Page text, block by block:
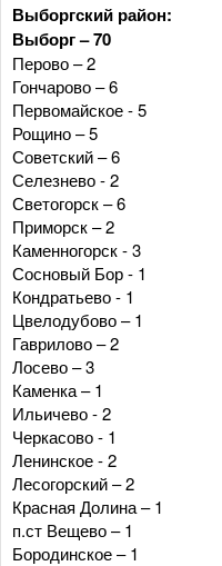
Выборгский район:
Выборг – 70
Перово – 2
Гончарово – 6
Первомайское - 5
Рощино – 5
Советский – 6
Селезнево - 2
Светогорск – 6
Приморск – 2
Каменногорск - 3
Сосновый Бор - 1
Кондратьево - 1
Цвелодубово – 1
Гаврилово – 2
Лосево – 3
Каменка – 1
Ильичево - 2
Черкасово - 1
Ленинское - 2
Лесогорский – 2
Красная Долина – 1
п.ст Вещево – 1
Бородинское – 1